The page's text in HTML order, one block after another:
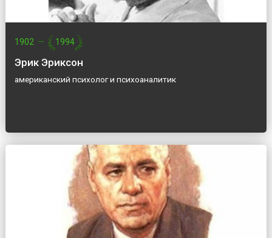
1902 — 1994
Эрик Эриксон
американский психолог и психоаналитик